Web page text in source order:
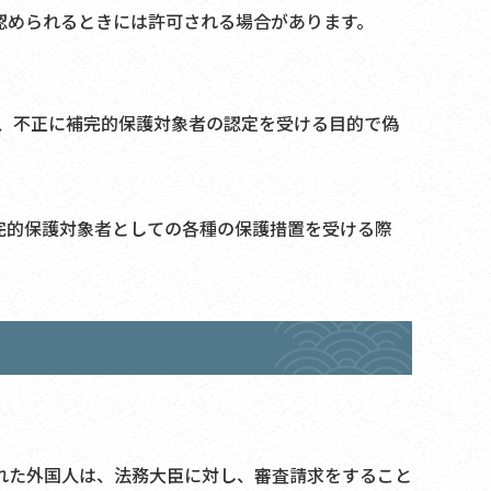
れるときには許可される場合があります。
正に補完的保護対象者の認定を受ける目的で偽
保護対象者としての各種の保護措置を受ける際
外国人は、法務大臣に対し、審査請求をすること